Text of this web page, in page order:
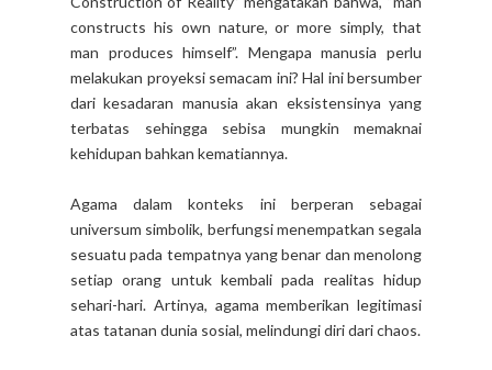
constructs his own nature, or more simply, that
man produces himself”. Mengapa manusia perlu
melakukan proyeksi semacam ini? Hal ini bersumber
dari kesadaran manusia akan eksistensinya yang
terbatas sehingga sebisa mungkin memaknai
kehidupan bahkan kematiannya.
Agama dalam konteks ini berperan sebagai
universum simbolik, berfungsi menempatkan segala
sesuatu pada tempatnya yang benar dan menolong
setiap orang untuk kembali pada realitas hidup
sehari-hari. Artinya, agama memberikan legitimasi
atas tatanan dunia sosial, melindungi diri dari chaos.